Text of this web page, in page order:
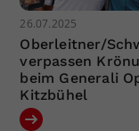
26.07.2025
Oberleitner/
verpassen
beim Generali
Kitzbühel